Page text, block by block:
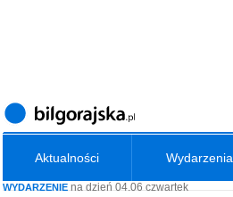
Aktualności Wydarzenia
WYDARZENIE na dzień 04.06 czwartek